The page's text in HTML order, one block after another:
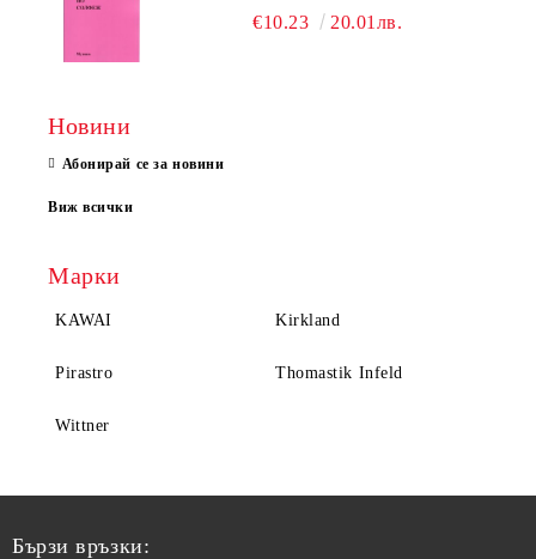
€10.23 20.01лв.
Новини
Абонирай се за новини
Виж всички
Марки
KAWAI Kirkland
Pirastro Thomastik Infeld
Wittner
Бързи връзки: